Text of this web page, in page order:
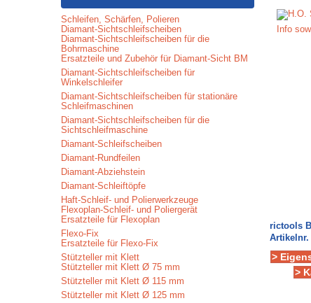
Schleifen, Schärfen, Polieren
Diamant-Sichtschleifscheiben
Diamant-Sichtschleifscheiben für die
Bohrmaschine
Ersatzteile und Zubehör für Diamant-Sicht BM
Diamant-Sichtschleifscheiben für
Winkelschleifer
Diamant-Sichtschleifscheiben für stationäre
Schleifmaschinen
Diamant-Sichtschleifscheiben für die
Sichtschleifmaschine
Diamant-Schleifscheiben
Diamant-Rundfeilen
Diamant-Abziehstein
Diamant-Schleiftöpfe
Haft-Schleif- und Polierwerkzeuge
Flexoplan-Schleif- und Poliergerät
Ersatzteile für Flexoplan
Flexo-Fix
Ersatzteile für Flexo-Fix
Stützteller mit Klett
Stützteller mit Klett Ø 75 mm
Stützteller mit Klett Ø 115 mm
Stützteller mit Klett Ø 125 mm
Info
rictools
Artikelnr.
>
>